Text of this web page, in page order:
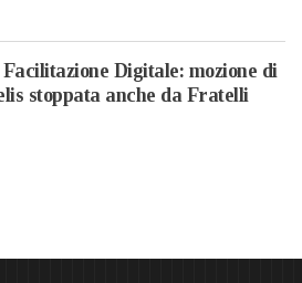
Digitale: mozione di
stoppata anche da Fratelli